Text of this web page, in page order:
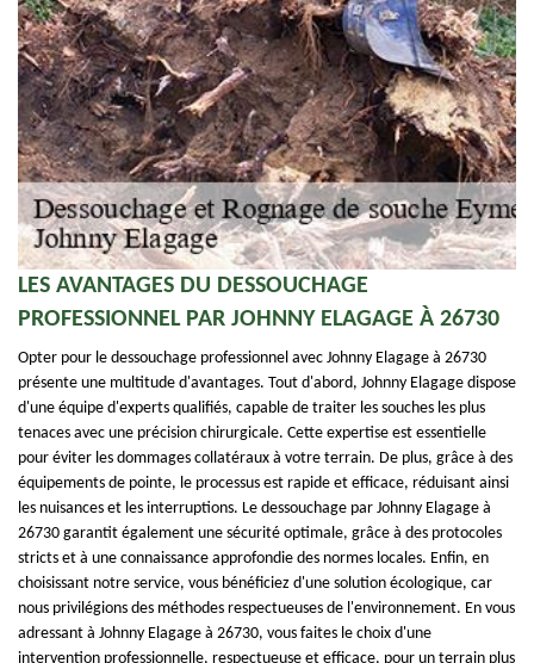
LES AVANTAGES DU DESSOUCHAGE
PROFESSIONNEL PAR JOHNNY ELAGAGE À 26730
Opter pour le dessouchage professionnel avec Johnny Elagage à 26730
présente une multitude d'avantages. Tout d'abord, Johnny Elagage dispose
d'une équipe d'experts qualifiés, capable de traiter les souches les plus
tenaces avec une précision chirurgicale. Cette expertise est essentielle
pour éviter les dommages collatéraux à votre terrain. De plus, grâce à des
équipements de pointe, le processus est rapide et efficace, réduisant ainsi
les nuisances et les interruptions. Le dessouchage par Johnny Elagage à
26730 garantit également une sécurité optimale, grâce à des protocoles
stricts et à une connaissance approfondie des normes locales. Enfin, en
choisissant notre service, vous bénéficiez d'une solution écologique, car
nous privilégions des méthodes respectueuses de l'environnement. En vous
adressant à Johnny Elagage à 26730, vous faites le choix d'une
intervention professionnelle, respectueuse et efficace, pour un terrain plus